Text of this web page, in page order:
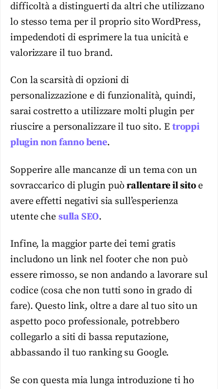
difficoltà a distinguerti da altri che utilizzano
lo stesso tema per il proprio sito WordPress,
impedendoti di esprimere la tua unicità e
valorizzare il tuo brand.
Con la scarsità di opzioni di
personalizzazione e di funzionalità, quindi,
sarai costretto a utilizzare molti plugin per
riuscire a personalizzare il tuo sito. E troppi
plugin non fanno bene.
Sopperire alle mancanze di un tema con un
sovraccarico di plugin può rallentare il sitoe
avere effetti negativi sia sull’esperienza
utente che sulla SEO.
Infine, la maggior parte dei temi gratis
includono un link nel footer che non può
essere rimosso, se non andando a lavorare sul
codice (cosa che non tutti sono in grado di
fare). Questo link, oltre a dare al tuo sito un
aspetto poco professionale, potrebbero
collegarlo a siti di bassa reputazione,
abbassando il tuo ranking su Google.
Se con questa mia lunga introduzione ti ho